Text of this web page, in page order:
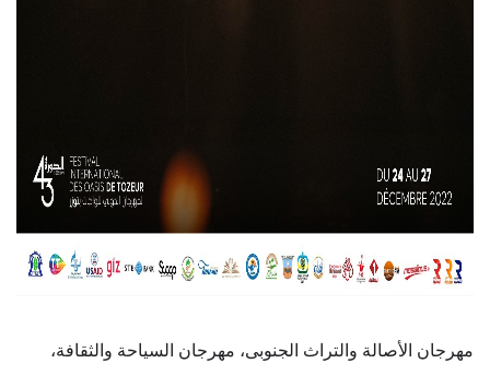
مهرجان الأصالة والتراث الجنوبى، مهرجان السياحة والثقافة،